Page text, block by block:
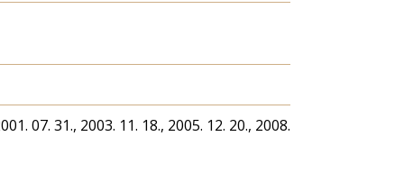
07. 31., 2003. 11. 18., 2005. 12. 20., 2008.